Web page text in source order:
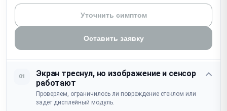
Уточнить симптом
Оставить заявку
01
Экран треснул, но изображение и сенсор
работают
Проверяем, ограничилось ли повреждение стеклом или
задет дисплейный модуль.